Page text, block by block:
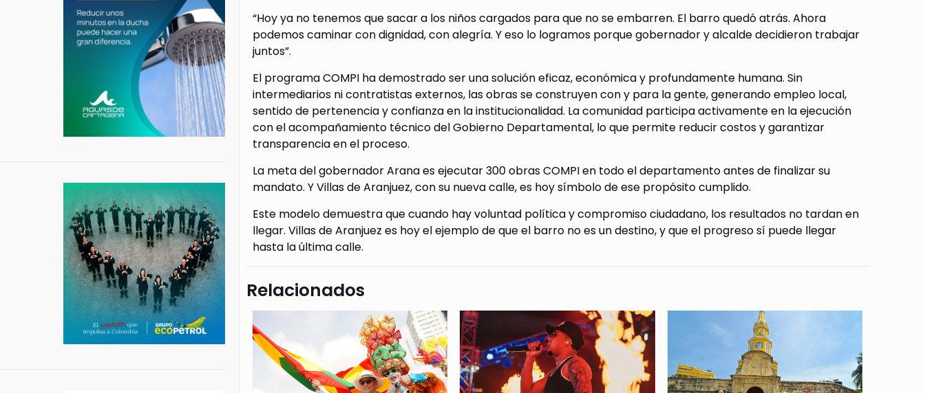
“Hoy ya no tenemos que sacar a los niños cargados para que no se embarren. El barro quedó atrás. Ahora
podemos caminar con dignidad, con alegría. Y eso lo logramos porque gobernador y alcalde decidieron trabajar
juntos”.
El programa COMPI ha demostrado ser una solución eficaz, económica y profundamente humana. Sin
intermediarios ni contratistas externos, las obras se construyen con y para la gente, generando empleo local,
sentido de pertenencia y confianza en la institucionalidad. La comunidad participa activamente en la ejecución
con el acompañamiento técnico del Gobierno Departamental, lo que permite reducir costos y garantizar
transparencia en el proceso.
La meta del gobernador Arana es ejecutar 300 obras COMPI en todo el departamento antes de finalizar su
mandato. Y Villas de Aranjuez, con su nueva calle, es hoy símbolo de ese propósito cumplido.
Este modelo demuestra que cuando hay voluntad política y compromiso ciudadano, los resultados no tardan en
llegar. Villas de Aranjuez es hoy el ejemplo de que el barro no es un destino, y que el progreso sí puede llegar
hasta la última calle.
Relacionados